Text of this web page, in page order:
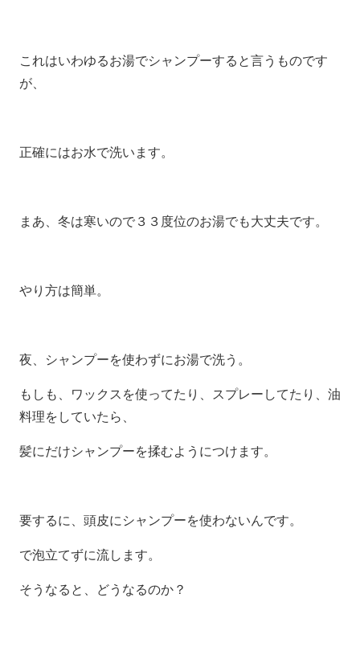
これはいわゆるお湯でシャンプーすると言うものです
が、
正確にはお水で洗います。
まあ、冬は寒いので３３度位のお湯でも大丈夫です。
やり方は簡単。
夜、シャンプーを使わずにお湯で洗う。
もしも、ワックスを使ってたり、スプレーしてたり、油
料理をしていたら、
髪にだけシャンプーを揉むようにつけます。
要するに、頭皮にシャンプーを使わないんです。
で泡立てずに流します。
そうなると、どうなるのか？